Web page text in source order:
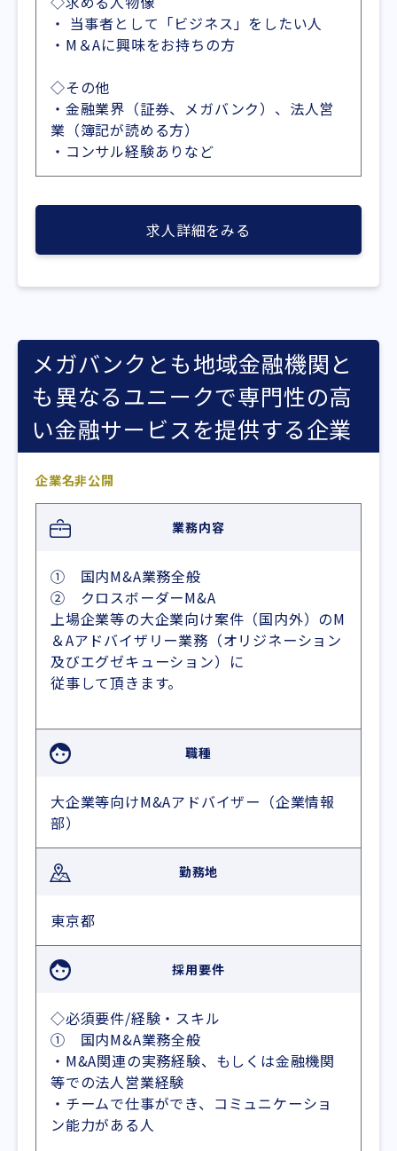
・ 当事者として「ビジネス」をしたい人
・M＆Aに興味をお持ちの方
◇その他
・金融業界（証券、メガバンク）、法人営
業（簿記が読める方）
・コンサル経験ありなど
求人詳細をみる
メガバンクとも地域金融機関と
も異なるユニークで専門性の高
い金融サービスを提供する企業
企業名非公開
業務内容
① 国内M&A業務全般
② クロスボーダーM&A
上場企業等の大企業向け案件（国内外）のM
＆Aアドバイザリー業務（オリジネーション
及びエグゼキューション）に
従事して頂きます。
職種
大企業等向けM&Aアドバイザー（企業情報
部）
勤務地
東京都
採用要件
◇必須要件/経験・スキル
① 国内M&A業務全般
・M&A関連の実務経験、もしくは金融機関
等での法人営業経験
・チームで仕事ができ、コミュニケーショ
ン能力がある人